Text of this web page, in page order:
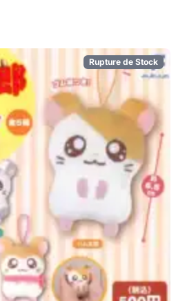
Rupture de Stock